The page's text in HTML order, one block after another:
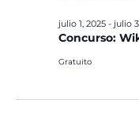
Concurso:
julio 1, 2025- julio
Gratuito